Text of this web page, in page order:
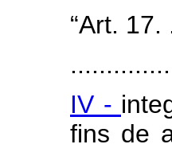
“Art.
IV -
fins de